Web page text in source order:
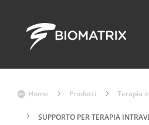
 Home 5 Prodotti 5 Terapia
5 SUPPORTO PER TERAPIA